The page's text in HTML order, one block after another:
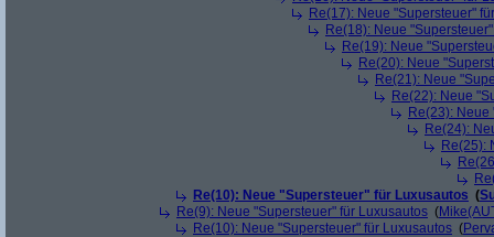
Re(17): Neue "Supersteuer"
Re(18): Neue
Re(19): Neue
Re(20): Neue
Re(21): Neue
Re(22): Neue
Re(23):
Re(24):
Re(25):
Re(10): Neue "Supersteuer" für Luxusautos (
Re(9): Neue "Supersteuer" für Luxusautos (
Re(10): Neue "Supersteuer" für Luxusautos (